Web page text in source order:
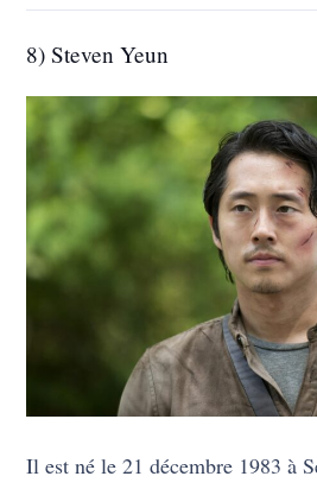
8) Steven Yeun
Il est né le 21 décembre 1983 à